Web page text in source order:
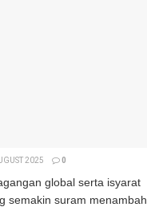
2025 0
global serta isyarat
semakin suram menambah